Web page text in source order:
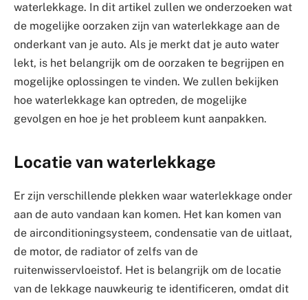
waterlekkage. In dit artikel zullen we onderzoeken wat
de mogelijke oorzaken zijn van waterlekkage aan de
onderkant van je auto. Als je merkt dat je auto water
lekt, is het belangrijk om de oorzaken te begrijpen en
mogelijke oplossingen te vinden. We zullen bekijken
hoe waterlekkage kan optreden, de mogelijke
gevolgen en hoe je het probleem kunt aanpakken.
Locatie van waterlekkage
Er zijn verschillende plekken waar waterlekkage onder
aan de auto vandaan kan komen. Het kan komen van
de airconditioningsysteem, condensatie van de uitlaat,
de motor, de radiator of zelfs van de
ruitenwisservloeistof. Het is belangrijk om de locatie
van de lekkage nauwkeurig te identificeren, omdat dit